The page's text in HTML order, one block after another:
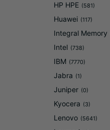
HP HPE (581)
Huawei (117)
Integral Memory
Intel (738)
IBM (7770)
Jabra (1)
Juniper (0)
Kyocera (3)
Lenovo (5641)